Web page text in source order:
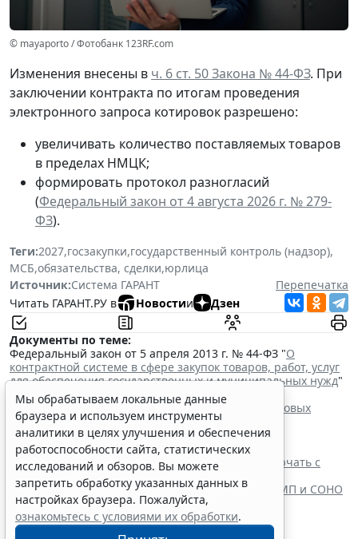
© mayaporto / Фотобанк 123RF.com
Изменения внесены в ч. 6 ст. 50 Закона № 44-ФЗ. При
заключении контракта по итогам проведения
электронного запроса котировок разрешено:
увеличивать количество поставляемых товаров
в пределах НМЦК;
формировать протокол разногласий
(Федеральный закон от 4 августа 2026 г. № 279-
ФЗ).
Теги:2027,госзакупки,государственный контроль (надзор),
МСБ,обязательства, сделки,юрлица
Источник:Система ГАРАНТ
Перепечатка
Читать ГАРАНТ.РУ в
Новостии Дзен
Документы по теме:
Федеральный закон от 5 апреля 2013 г. № 44-ФЗ "О
контрактной системе в сфере закупок товаров, работ, услуг
для обеспечения государственных и муниципальных нужд"
Читайте также:
ФАС России рассказала об особенностях внеплановых
проверок заказчиков по 44-ФЗ
В РФ введут особый порядок закупок товаров для
образовательных организаций
Контракты по однородным товарам можно заключать с
одним и тем же едпоставщиком
Максимальную цену контракта при закупках у СМП и СОНО
повысят до 30 млн руб.
Мы обрабатываем локальные данные
браузера и используем инструменты
аналитики в целях улучшения и обеспечения
работоспособности сайта, статистических
исследований и обзоров. Вы можете
запретить обработку указанных данных в
настройках браузера. Пожалуйста,
ознакомьтесь с условиями их обработки.